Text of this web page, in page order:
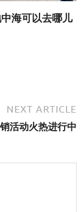
海可以去哪儿
NEXT ARTICLE
活动火热进行中